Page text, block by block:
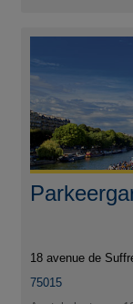
18 avenue de
75015